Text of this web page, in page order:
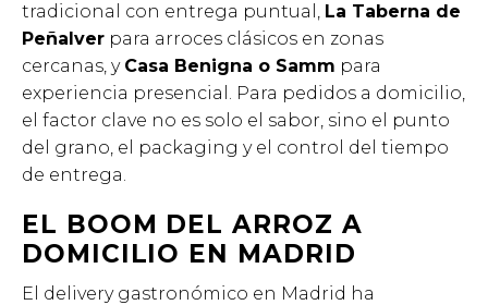
tradicional con entrega puntual, La Taberna de
Peñalver para arroces clásicos en zonas
cercanas, y Casa Benigna o Samm para
experiencia presencial. Para pedidos a domicilio,
el factor clave no es solo el sabor, sino el punto
del grano, el packaging y el control del tiempo
de entrega.
EL BOOM DEL ARROZ A
DOMICILIO EN MADRID
El delivery gastronómico en Madrid ha